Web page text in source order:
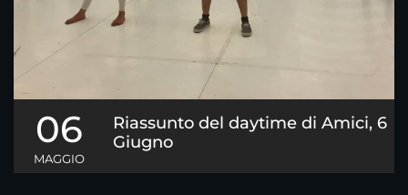
06
MAGGIO
Riassunto del daytime di Amici, 6
Giugno